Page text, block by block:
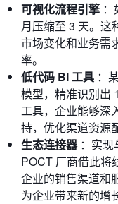
可视化流程引擎：
月压缩至 3 天。这
市场变化和业务需
率。
低代码 BI 工具 ：
模型，精准识别出
工具，企业能够深
持，优化渠道资源
生态连接器：实现
POCT 厂商借此将
企业的销售渠道和
为企业带来新的增